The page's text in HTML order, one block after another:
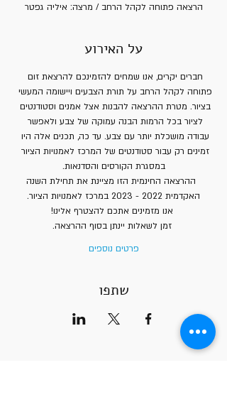
הרצאה פתוחה לקהל הרחב / מרצה: איליה גפטר
על האירוע
חברים יקרים, אנו שמחים להזמינכם להרצאת זום
פתוחה לקהל הרחב על תורת הצבעים ויישומה המעשי
בציור. מטרת ההרצאה להבנות אצל אמנים וסטודנטים
לציור בכל הרמות הבנה עמוקה של צבע ולאפשר
עבודה מושכלת יותר עם צבע. עד כה, תכנים אלה היו
זמינים רק עבור סטודנטים של המרכז לאמנויות הציור
במסגרת הקורסים והסדנאות.
   ההרצאה החינמית הזו מציינת את תחילת השנה
האקדמית 2022 - 2023 במרכז לאמנויות הציור.
פרטים נוספים
שתפו